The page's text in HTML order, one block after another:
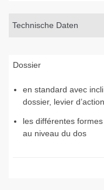
Technische Daten
Dossier
en standard avec
dossier, levier
les différentes
au niveau du dos